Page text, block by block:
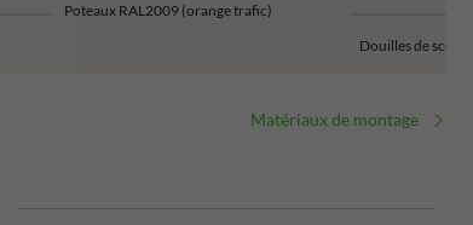
Poteaux RAL2009 (orange trafic)
Douilles de
Matériaux de montage